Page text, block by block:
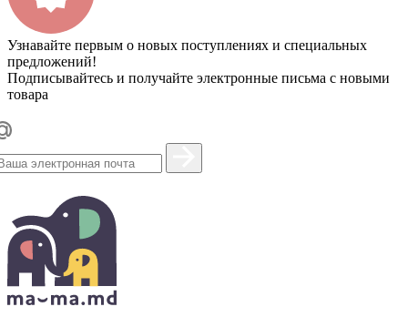
Узнавайте первым о новых поступлениях и специальных
предложений!
Подписывайтесь и получайте электронные письма с новыми
товара